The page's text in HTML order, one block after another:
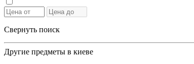
Свернуть поиск
Другие предметы в киеве